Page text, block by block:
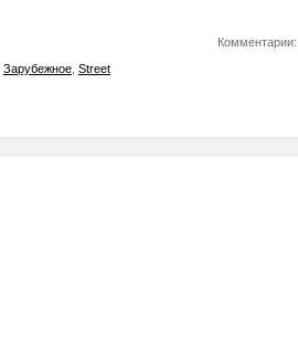
Комментарии:
Зарубежное Street